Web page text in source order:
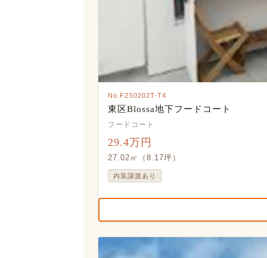
No.F250202T-T4
東区Blossa地下フードコート
フードコート
29.4万円
27.02㎡（8.17坪）
内装譲渡あり